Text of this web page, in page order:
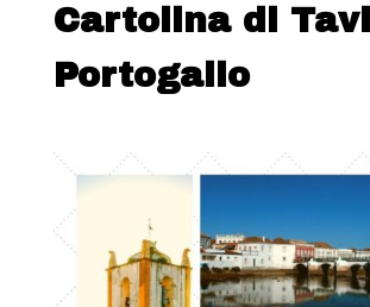
Cartolina di
Portogallo